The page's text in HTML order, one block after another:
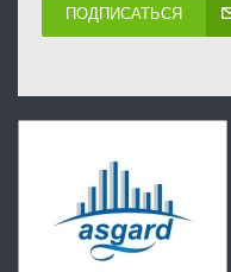
ПОДПИСАТЬСЯ